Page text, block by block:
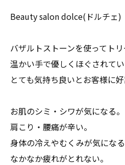
Beauty salon dolce(ドルチェ)
バザルトストーンを使ってトリ
温かい手で優しくほぐされて
とても気持ち良いとお客様に
お肌のシミ・シワが気になる。
肩こり・腰痛が辛い。
身体の冷えやむくみが気になる
なかなか疲れがとれない。